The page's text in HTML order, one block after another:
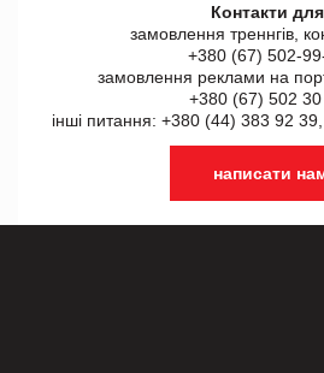
Контакти
замовлення треннгів,
+380 (67) 502-
замовлення реклами на
+380 (67) 502 30
інші питання: +380 (44) 383 92
написати